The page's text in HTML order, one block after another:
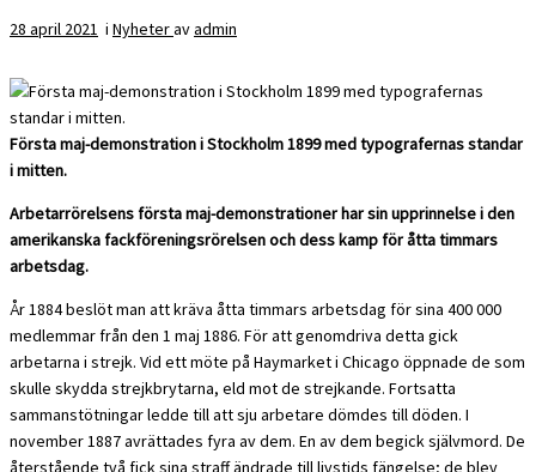
28 april 2021 i Nyheteravadmin
Första maj-demonstration i Stockholm 1899 med typografernas standar
i mitten.
Arbetarrörelsens första maj-demonstrationer har sin upprinnelse i den
amerikanska fackföreningsrörelsen och dess kamp för åtta timmars
arbetsdag.
År 1884 beslöt man att kräva åtta timmars arbetsdag för sina 400 000
medlemmar från den 1 maj 1886. För att genomdriva detta gick
arbetarna i strejk. Vid ett möte på Haymarket i Chicago öppnade de som
skulle skydda strejkbrytarna, eld mot de strejkande. Fortsatta
sammanstötningar ledde till att sju arbetare dömdes till döden. I
november 1887 avrättades fyra av dem. En av dem begick självmord. De
återstående två fick sina straff ändrade till livstids fängelse; de blev